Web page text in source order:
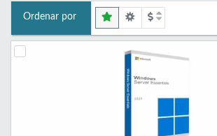
Ordenar por